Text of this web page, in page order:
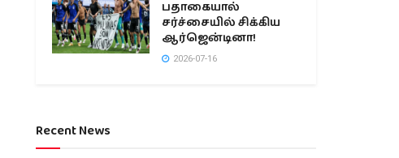
பதாகையால்
சர்ச்சையில் சிக்கிய
ஆர்ஜென்டினா!
2026-07-16
Recent News